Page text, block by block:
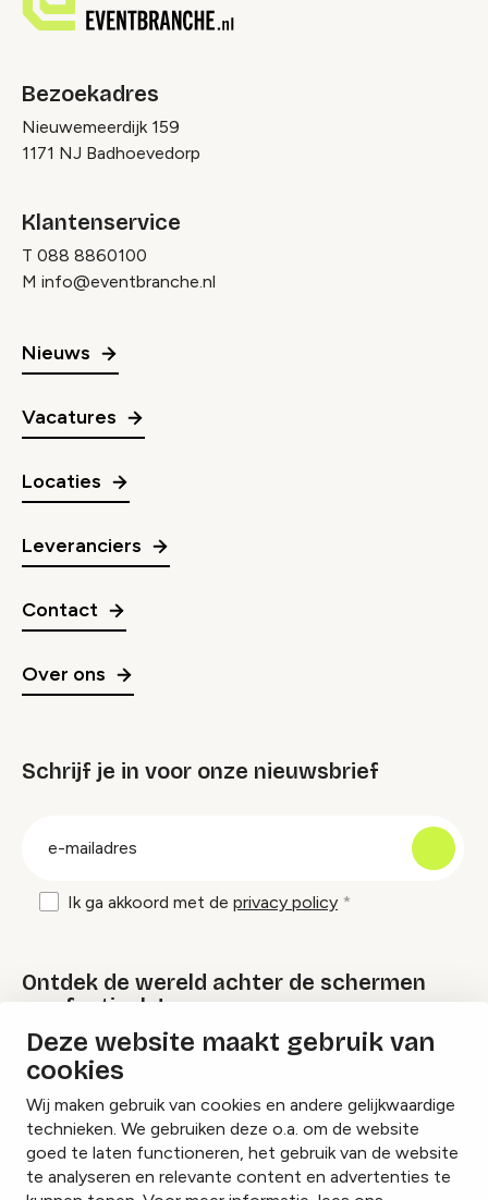
Deze website maakt gebruik van
cookies
Wij maken gebruik van cookies en andere gelijkwaardige
technieken. We gebruiken deze o.a. om de website
goed te laten functioneren, het gebruik van de website
te analyseren en relevante content en advertenties te
Bezoekadres
Nieuwemeerdijk 159
1171 NJ Badhoevedorp
Klantenservice
T 088 8860100
M info@eventbranche.nl
Nieuws
Vacatures
Locaties
Leveranciers
Contact
Over ons
Schrijf je in voor onze nieuwsbrief
Ik ga akkoord met de privacy policy
Ontdek de wereld achter de schermen
van festivals!
Lees onze Festival Specials
InstagramFacebookLinkedIn